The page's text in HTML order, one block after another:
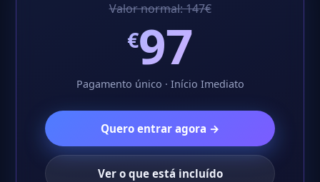
Valor normal: 147€
€97
Pagamento único · Início Imediato
Quero entrar agora →
Ver o que está incluído